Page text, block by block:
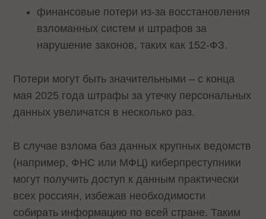
финансовые потери из-за восстановления
взломанных систем и штрафов за
нарушение законов, таких как 152-ФЗ.
Потери могут быть значительными – с конца
мая 2025 года штрафы за утечку персональных
данных увеличатся в несколько раз.
В случае взлома баз данных крупных ведомств
(например, ФНС или МФЦ) киберпреступники
могут получить доступ к данным практически
всех россиян, избежав необходимости
собирать информацию по всей стране. Таким